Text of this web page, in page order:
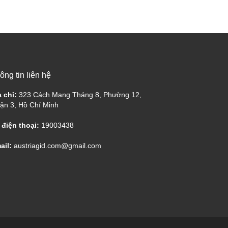
tin liên hệ
chỉ: 323 Cách Mạng Tháng 8, Phường 12,
3, Hồ Chí Minh
điện thoại: 19003438
austriagid.com@gmail.com